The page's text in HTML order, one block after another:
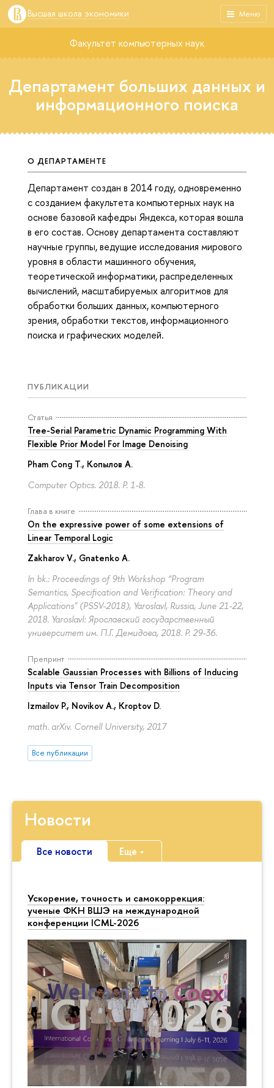
Меню
Высшая школа экономики
Новости
Все новости Еще
Ускорение, точность и самокоррекция:
ученые ФКН ВШЭ на международной
конференции ICML-2026
Факультет компьютерных наук
Департамент больших данных и
информационного поиска
О ДЕПАРТАМЕНТЕ
Департамент создан в 2014 году, одновременно
с созданием факультета компьютерных наук на
основе базовой кафедры Яндекса, которая вошла
в его состав. Основу департамента составляют
научные группы, ведущие исследования мирового
уровня в области машинного обучения,
теоретической информатики, распределенных
вычислений, масштабируемых алгоритмов для
обработки больших данных, компьютерного
зрения, обработки текстов, информационного
поиска и графических моделей.
ПУБЛИКАЦИИ
Статья
Tree-Serial Parametric Dynamic Programming With
Flexible Prior Model For Image Denoising
Pham Cong T., Копылов А.
Computer Optics. 2018. P. 1-8.
Глава в книге
On the expressive power of some extensions of
Linear Temporal Logic
Zakharov V., Gnatenko A.
In bk.: Proceedings of 9th Workshop “Program
Semantics, Specification and Verification: Theory and
Applications" (PSSV-2018), Yaroslavl, Russia, June 21-22,
2018. Yaroslavl: Ярославский государственный
университет им. П.Г. Демидова, 2018. P. 29-36.
Препринт
Scalable Gaussian Processes with Billions of Inducing
Inputs via Tensor Train Decomposition
Izmailov P., Novikov A., Kroptov D.
math. arXiv. Cornell University, 2017
Все публикации